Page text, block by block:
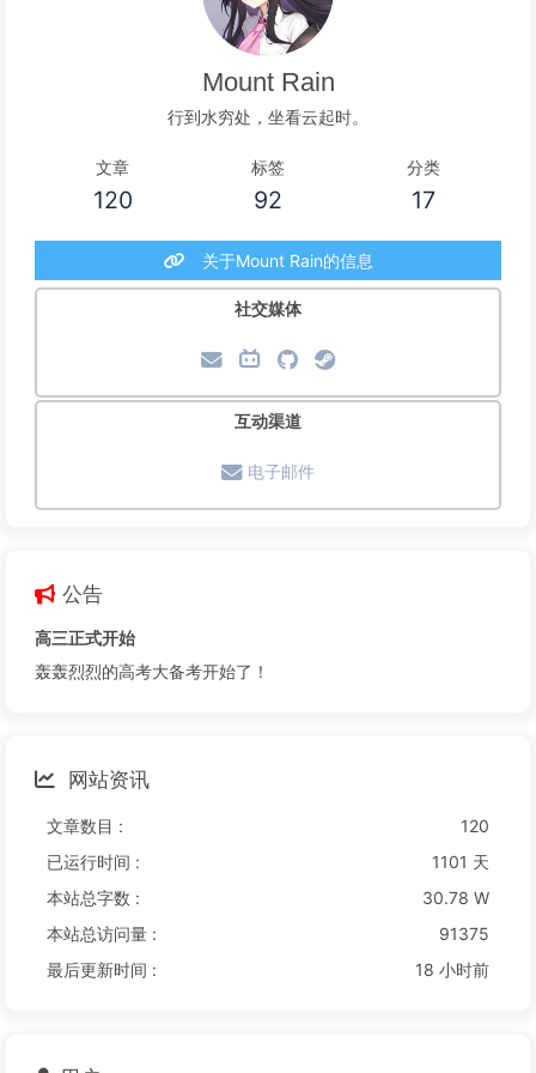
Mount Rain
行到水穷处，坐看云起时。
文章
120
标签
92
分类
17
关于Mount Rain的信息
社交媒体
互动渠道
电子邮件
公告
高三正式开始
轰轰烈烈的高考大备考开始了！
网站资讯
文章数目 :
120
已运行时间 :
1101 天
本站总字数 :
30.78 W
本站总访问量 :
91375
最后更新时间 :
18 小时前